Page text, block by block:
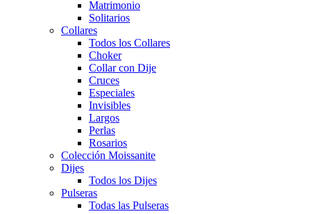
Matrimonio
Solitarios
Collares
Todos los Collares
Choker
Collar con Dije
Cruces
Especiales
Invisibles
Largos
Perlas
Rosarios
Colección Moissanite
Dijes
Todos los Dijes
Pulseras
Todas las Pulseras